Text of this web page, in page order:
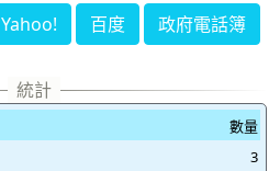
Yahoo! 百度
政府電話簿
數量
3